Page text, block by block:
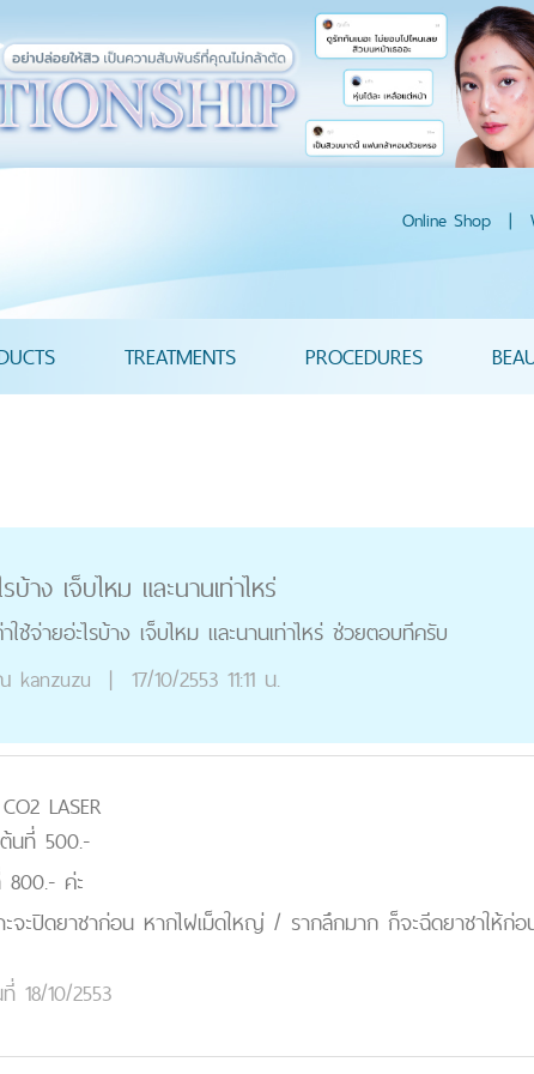
Online Shop |
TREATMENTS PROCEDURES
บ้าง เจ็บไหม และนานเท่าไหร่
ช้จ่ายอ่ะไรบ้าง เจ็บไหม และนานเท่าไหร่ ช่วยตอบทีครับ
kanzuzu | 17/10/2553 11:11 น.
LASER
นที่ 500.-
ค่ะ
ะจะปิดยาชาก่อน หากไฝเม็ดใหญ่ / รากลึกมาก ก็จะฉีดยาชาให้ก่อ
18/10/2553